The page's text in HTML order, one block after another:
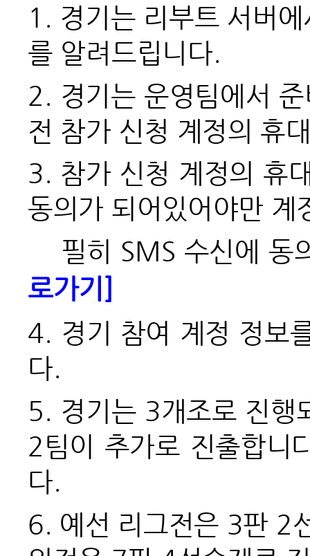
1. 경기는 리부트 서버
를 알려드립니다.
2. 경기는 운영팀에서
전 참가 신청 계정의 휴
3. 참가 신청 계정의 휴
동의가 되어있어야만 계
필히 SMS 수신에 동
로가기]
4. 경기 참여 계정 정보
다.
5. 경기는 3개조로 진
2팀이 추가로 진출합니
다.
6. 예선 리그전은 3판 2